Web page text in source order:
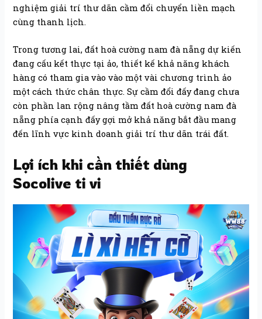
nghiệm giải trí thư dãn cầm đổi chuyển liền mạch
cùng thanh lịch.
Trong tương lai, đất hoà cường nam đà nẵng dự kiến
đang cấu kết thực tại ảo, thiết kế khả năng khách
hàng có tham gia vào vào một vài chương trình ảo
một cách thức chân thực. Sự cầm đổi đấy đang chưa
còn phần lan rộng nâng tầm đất hoà cường nam đà
nẵng phía cạnh đấy gợi mở khả năng bắt đầu mang
đến lĩnh vực kinh doanh giải trí thư dãn trái đất.
Lợi ích khi cần thiết dùng
Socolive ti vi